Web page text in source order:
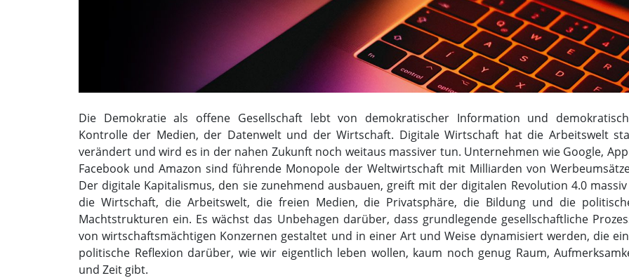
Die Demokratie als offene Gesellschaft lebt von demokratischer Information und
Kontrolle der Medien, der Datenwelt und der Wirtschaft. Digitale Wirtschaft hat die Arbeitswelt
verändert und wird es in der nahen Zukunft noch weitaus massiver tun. Unternehmen wie Google,
Facebook und Amazon sind führende Monopole der Weltwirtschaft mit Milliarden von
Der digitale Kapitalismus, den sie zunehmend ausbauen, greift mit der digitalen Revolution 4.0
die Wirtschaft, die Arbeitswelt, die freien Medien, die Privatsphäre, die Bildung und die
Machtstrukturen ein. Es wächst das Unbehagen darüber, dass grundlegende gesellschaftliche
von wirtschaftsmächtigen Konzernen gestaltet und in einer Art und Weise dynamisiert werden, die
politische Reflexion darüber, wie wir eigentlich leben wollen, kaum noch genug Raum,
und Zeit gibt.